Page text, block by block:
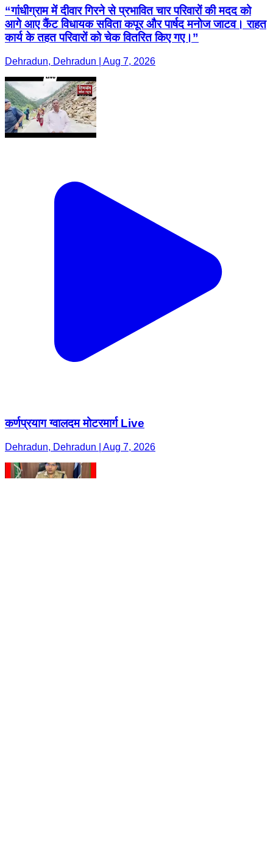
“गांधीग्राम में दीवार गिरने से प्रभावित चार परिवारों की मदद को
आगे आए कैंट विधायक सविता कपूर और पार्षद मनोज जाटव। राहत
कार्य के तहत परिवारों को चेक वितरित किए गए।”
Dehradun, Dehradun | Aug 7, 2026
कर्णप्रयाग ग्वालदम मोटरमार्ग Live
Dehradun, Dehradun | Aug 7, 2026